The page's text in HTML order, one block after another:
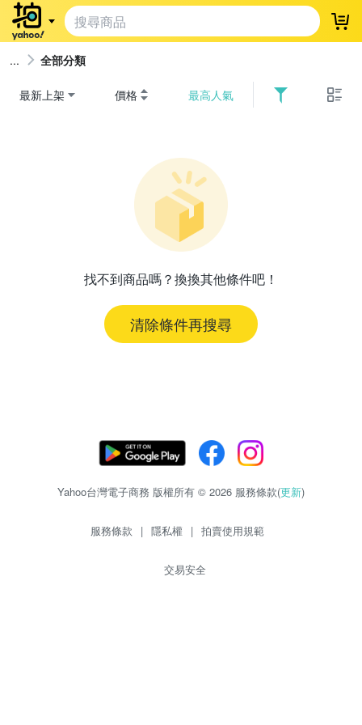
登
全部分類
最新上架 價格 最高人氣
找不到商品嗎？換換其他條件吧！
清除條件再搜尋
Yahoo台灣電子商務 版權所有 © 2026 服務條款(更新)
服務條款 | 隱私權 | 拍賣使用規範
交易安全